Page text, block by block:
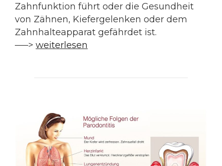
Zahnfunktion führt oder die Gesundheit
von Zähnen, Kiefergelenken oder dem
Zahnhalteapparat gefährdet ist.
—–> weiterlesen